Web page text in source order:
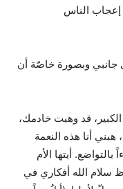
إعجاب الناس
جانبي وبصورة خاصّة أن
قد وهبت خادمك،
هبني أنا هذه النعمة
أيتها الأم
سلام الله أفكاري في